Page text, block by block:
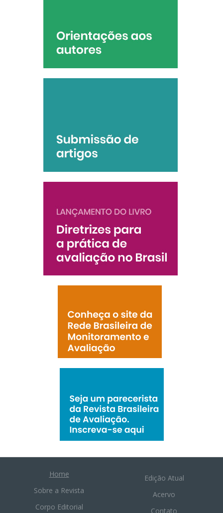
Home
Sobre a Revista
Corpo Editorial
Edição Atual
Acervo
Contato